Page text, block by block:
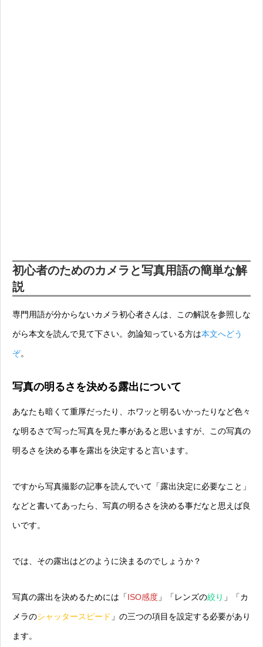
初心者のためのカメラと写真用語の簡単な解
説
専門用語が分からないカメラ初心者さんは、この解説を参照しな
がら本文を読んで見て下さい。勿論知っている方は本文へどう
ぞ。
写真の明るさを決める露出について
あなたも暗くて重厚だったり、ホワッと明るいかったりなど色々
な明るさで写った写真を見た事があると思いますが、この写真の
明るさを決める事を露出を決定すると言います。
ですから写真撮影の記事を読んでいて「露出決定に必要なこと」
などと書いてあったら、 写真の明るさを決める事だなと思えば良
いです。
では、その露出はどのように決まるのでしょうか？
写真の露出を決めるためには「ISO感度 」「レンズの絞り 」「カ
メラのシャッタースピード 」の三つの項目を設定する必要があり
ます。